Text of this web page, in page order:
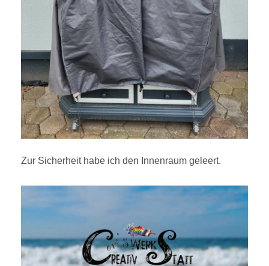
Zur Sicherheit habe ich den Innenraum geleert.